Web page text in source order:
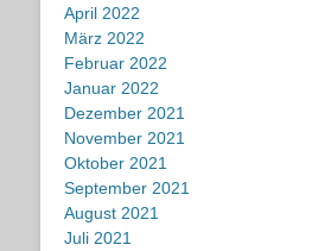
April 2022
März 2022
Februar 2022
Januar 2022
Dezember 2021
November 2021
Oktober 2021
September 2021
August 2021
Juli 2021